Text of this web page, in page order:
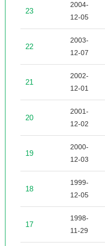
23
2004-
12-05
22
2003-
12-07
21
2002-
12-01
20
2001-
12-02
19
2000-
12-03
18
1999-
12-05
17
1998-
11-29